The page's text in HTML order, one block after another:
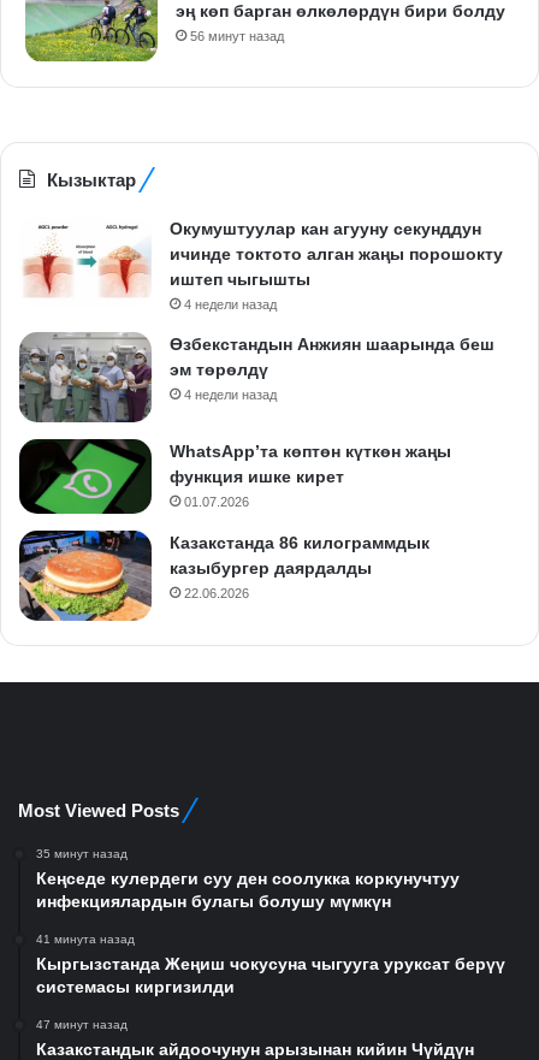
эң көп барган өлкөлөрдүн бири болду
56 минут назад
Кызыктар
Окумуштуулар кан агууну секунддун
ичинде токтото алган жаңы порошокту
иштеп чыгышты
4 недели назад
Өзбекстандын Анжиян шаарында беш
эм төрөлдү
4 недели назад
WhatsApp’та көптөн күткөн жаңы
функция ишке кирет
01.07.2026
Казакстанда 86 килограммдык
казыбургер даярдалды
22.06.2026
Most Viewed Posts
35 минут назад
Кеңседе кулердеги суу ден соолукка коркунучтуу
инфекциялардын булагы болушу мүмкүн
41 минута назад
Кыргызстанда Жеңиш чокусуна чыгууга уруксат берүү
системасы киргизилди
47 минут назад
Казакстандык айдоочунун арызынан кийин Чүйдүн